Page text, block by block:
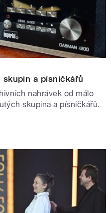
skupin a písničkářů
nahrávek od málo
skupina a písničkářů.